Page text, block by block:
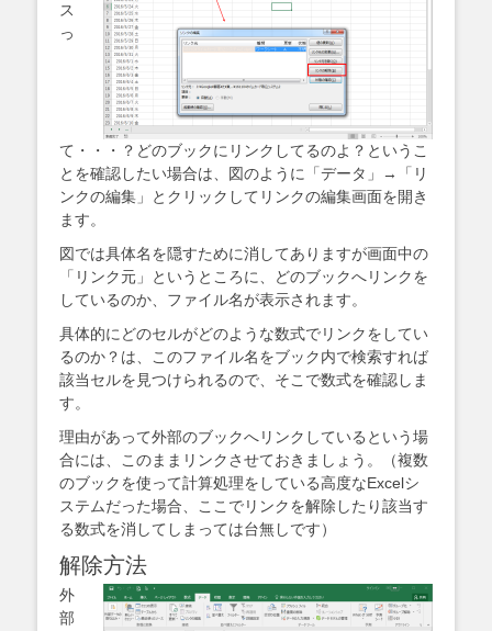
ス
っ
て・・・？どのブックにリンクしてるのよ？というこ
とを確認したい場合は、図のように「データ」→「リ
ンクの編集」とクリックしてリンクの編集画面を開き
ます。
図では具体名を隠すために消してありますが画面中の
「リンク元」というところに、どのブックへリンクを
しているのか、ファイル名が表示されます。
具体的にどのセルがどのような数式でリンクをしてい
るのか？は、このファイル名をブック内で検索すれば
該当セルを見つけられるので、そこで数式を確認しま
す。
理由があって外部のブックへリンクしているという場
合には、このままリンクさせておきましょう。（複数
のブックを使って計算処理をしている高度なExcelシ
ステムだった場合、ここでリンクを解除したり該当す
る数式を消してしまっては台無しです）
解除方法
外
部